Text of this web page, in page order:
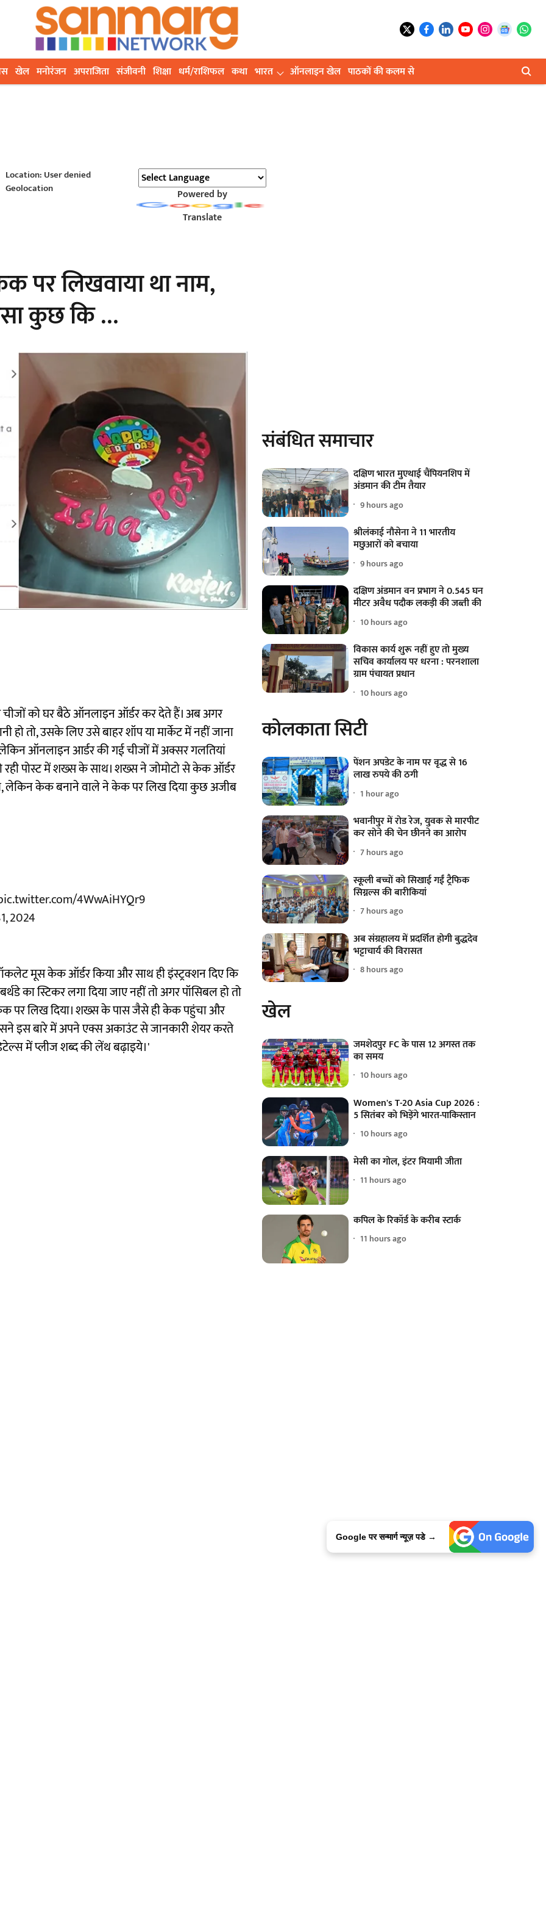
खेल मनोरंजन अपराजिता संजीवनी शिक्षा धर्म/राशिफल कथा भारत ऑनलाइन खेल पाठकों की कलम से
Location: User denied
Geolocation
Powered by
Translate
लिखवाया था नाम,
कुछ कि …
को घर बैठे ऑनलाइन ऑर्डर कर देते हैं। अब अगर
तो, उसके लिए उसे बाहर शॉप या मार्केट में नहीं जाना
लेकिन ऑनलाइन आर्डर की गई चीजों में अक्सर गलतियां
पोस्ट में शख्स के साथ। शख्स ने जोमोटो से केक ऑर्डर
लेकिन केक बनाने वाले ने केक पर लिख दिया कुछ अजीब
4WwAiHYQr9
2024
मूस केक ऑर्डर किया और साथ ही इंस्ट्रक्शन दिए कि
का स्टिकर लगा दिया जाए नहीं तो अगर पॉसिबल हो तो
केक पर लिख दिया। शख्स के पास जैसे ही केक पहुंचा और
इस बारे में अपने एक्स अकाउंट से जानकारी शेयर करते
में प्लीज शब्द की लेंथ बढ़ाइये।'
संबंधित समाचार
दक्षिण भारत मुएथाई चैंपियनशिप में
अंडमान की टीम तैयार
9 hours ago
श्रीलंकाई नौसेना ने 11 भारतीय
मछुआरों को बचाया
9 hours ago
दक्षिण अंडमान वन प्रभाग ने 0.545 घन
मीटर अवैध पदौक लकड़ी की जब्ती की
10 hours ago
विकास कार्य शुरू नहीं हुए तो मुख्य
सचिव कार्यालय पर धरना : परनशाला
ग्राम पंचायत प्रधान
10 hours ago
कोलकाता सिटी
पेंशन अपडेट के नाम पर वृद्ध से 16
लाख रुपये की ठगी
1 hour ago
भवानीपुर में रोड रेज, युवक से मारपीट
कर सोने की चेन छीनने का आरोप
7 hours ago
स्कूली बच्चों को सिखाई गईं ट्रैफिक
सिग्नल्स की बारीकियां
7 hours ago
अब संग्रहालय में प्रदर्शित होगी बुद्धदेव
भट्टाचार्य की विरासत
8 hours ago
खेल
जमशेदपुर FC के पास 12 अगस्त तक
का समय
10 hours ago
Women's T-20 Asia Cup 2026 :
5 सितंबर को भिड़ेंगे भारत-पाकिस्तान
10 hours ago
मेसी का गोल, इंटर मियामी जीता
11 hours ago
कपिल के रिकॉर्ड के करीब स्टार्क
11 hours ago
Google पर सन्मार्ग न्यूज़ पडे →